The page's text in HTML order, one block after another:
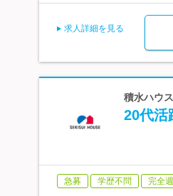
求人詳細を見る
積水ハウ
20代活
急募 学歴不問 完全